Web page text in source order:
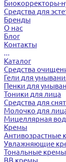
Биокорректоры-
Средства для
Бренды
О нас
Блог
Контакты
...
Каталог
Средства
Гели для
Пенки для
Тоники для лица
Средства для
Молочко для
Мицеллярная
Кремы
Антивозрастные
Увлажняющие
Тональные кремы
BB кремы